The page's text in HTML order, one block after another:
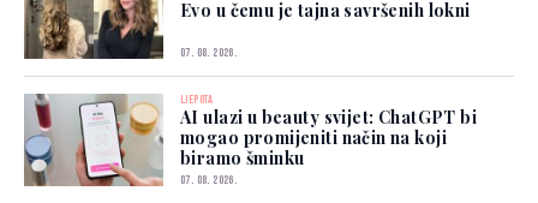
Evo u čemu je tajna savršenih lokni
07. 08. 2026.
LJEPOTA
AI ulazi u beauty svijet: ChatGPT bi
mogao promijeniti način na koji
biramo šminku
07. 08. 2026.